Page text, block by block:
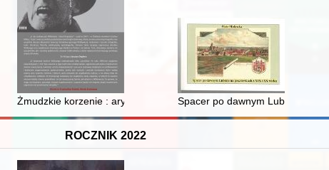
Oświatowych
Uczelnianego AZS Politechniki Świętokrzyskiej
Żmudzkie korzenie : arystokrata, nie ciarapataSpacer po dawnym Lubinie na
ROCZNIK 2022